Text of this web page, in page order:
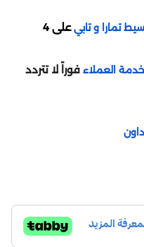
تمارا و تابي
على 4
خدمة العملاء فوراً لا تتردد